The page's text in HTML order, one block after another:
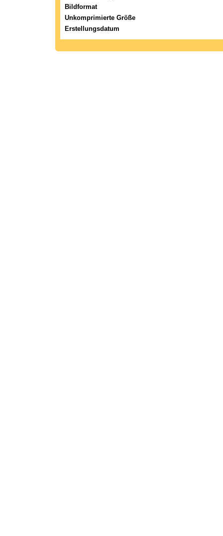
Bildformat
Unkomprimierte Größe
Erstellungsdatum